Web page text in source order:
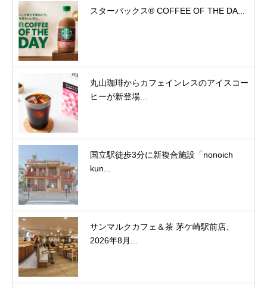
スターバックス® COFFEE OF THE DA...
丸山珈琲からカフェインレスのアイスコー
ヒーが新登場...
国立駅徒歩3分に新複合施設「nonoich
kun...
サンマルクカフェ＆茶 茅ケ崎駅前店、
2026年8月...